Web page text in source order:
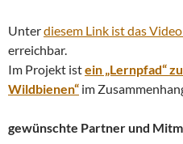
Unterdiesem Link ist das
erreichbar.
Im Projekt istein „Lernpfad“
Wildbienen“ im
gewünschte Partner und